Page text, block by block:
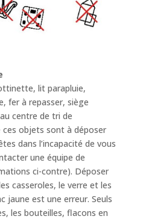
lit parapluie,
fer à repasser, siège
centre de tri de
ces objets sont à déposer
dans l’incapacité de vous
une équipe de
ci-contre). Déposer
casseroles, le verre et les
jaune est une erreur. Seuls
les bouteilles, flacons en